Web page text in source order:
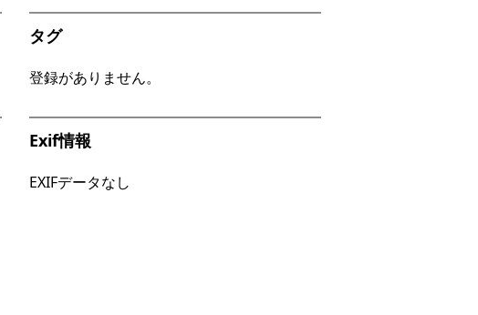
タグ
登録がありません。
Exif情報
EXIFデータなし